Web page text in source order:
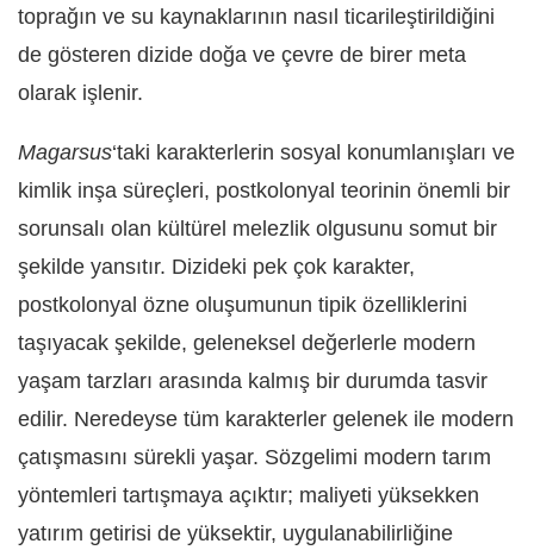
toprağın ve su kaynaklarının nasıl ticarileştirildiğini
de gösteren dizide doğa ve çevre de birer meta
olarak işlenir.
Magarsus‘taki karakterlerin sosyal konumlanışları ve
kimlik inşa süreçleri, postkolonyal teorinin önemli bir
sorunsalı olan kültürel melezlik olgusunu somut bir
şekilde yansıtır. Dizideki pek çok karakter,
postkolonyal özne oluşumunun tipik özelliklerini
taşıyacak şekilde, geleneksel değerlerle modern
yaşam tarzları arasında kalmış bir durumda tasvir
edilir. Neredeyse tüm karakterler gelenek ile modern
çatışmasını sürekli yaşar. Sözgelimi modern tarım
yöntemleri tartışmaya açıktır; maliyeti yüksekken
yatırım getirisi de yüksektir, uygulanabilirliğine